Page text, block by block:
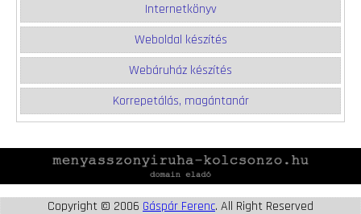
Internetkönyv
Weboldal készítés
Webáruház készítés
Korrepetálás, magántanár
Copyright © 2006 Gáspár Ferenc. All Right Reserved